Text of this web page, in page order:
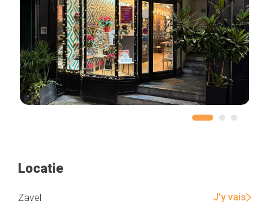
Locatie
Zavel J'y vais